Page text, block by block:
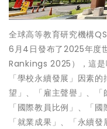
全球高等教育研究機構
6月4日發布了2025年度
Rankings 2025），這是
「學校永續發展」因素
望」、「雇主聲譽」、「
「國際教員比例」、「
「就業成果」、「永續